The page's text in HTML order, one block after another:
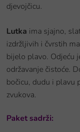
djevojčicu.
Lutka ima sjajno,
izdržljivih i čvrstih
bijelo plavo. Odjeću
održavanje čistoće.
bočicu, dudu i plavu
zvukova.
Paket sadrži: